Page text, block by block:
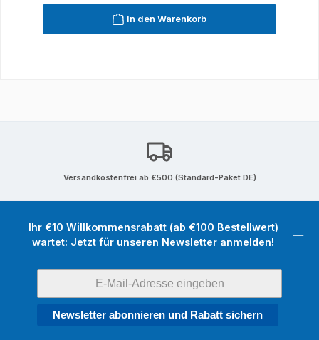
In den Warenkorb
Versandkostenfrei ab €500 (Standard-Paket DE)
Ihr €10 Willkommensrabatt (ab €100 Bestellwert)
wartet: Jetzt für unseren Newsletter anmelden!
Newsletter abonnieren und Rabatt sichern